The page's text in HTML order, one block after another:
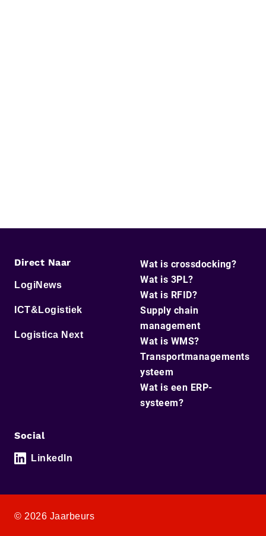
Direct Naar
LogiNews
ICT&Logistiek
Logistica Next
Wat is crossdocking?
Wat is 3PL?
Wat is RFID?
Supply chain
management
Wat is WMS?
Transportmanagements
ysteem
Wat is een ERP-
systeem?
Social
LinkedIn
© 2026 Jaarbeurs